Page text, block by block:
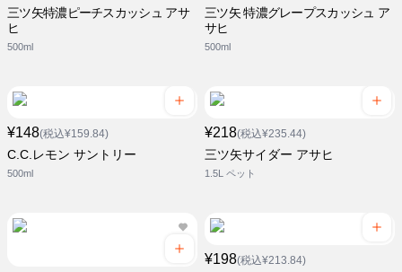
三ツ矢特濃ピーチスカッシュ アサ
ヒ
500ml
三ツ矢 特濃グレープスカッシュ ア
サヒ
500ml
¥148(税込¥159.84)
C.C.レモン サントリー
500ml
¥218(税込¥235.44)
三ツ矢サイダー アサヒ
1.5L ペット
¥198(税込¥213.84)